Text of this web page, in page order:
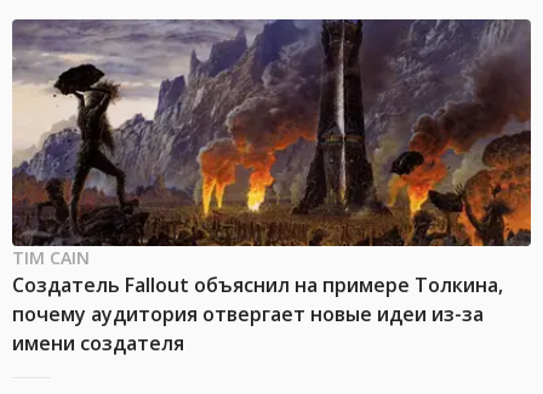
TIM CAIN
Создатель Fallout объяснил на примере Толкина,
почему аудитория отвергает новые идеи из-за
имени создателя